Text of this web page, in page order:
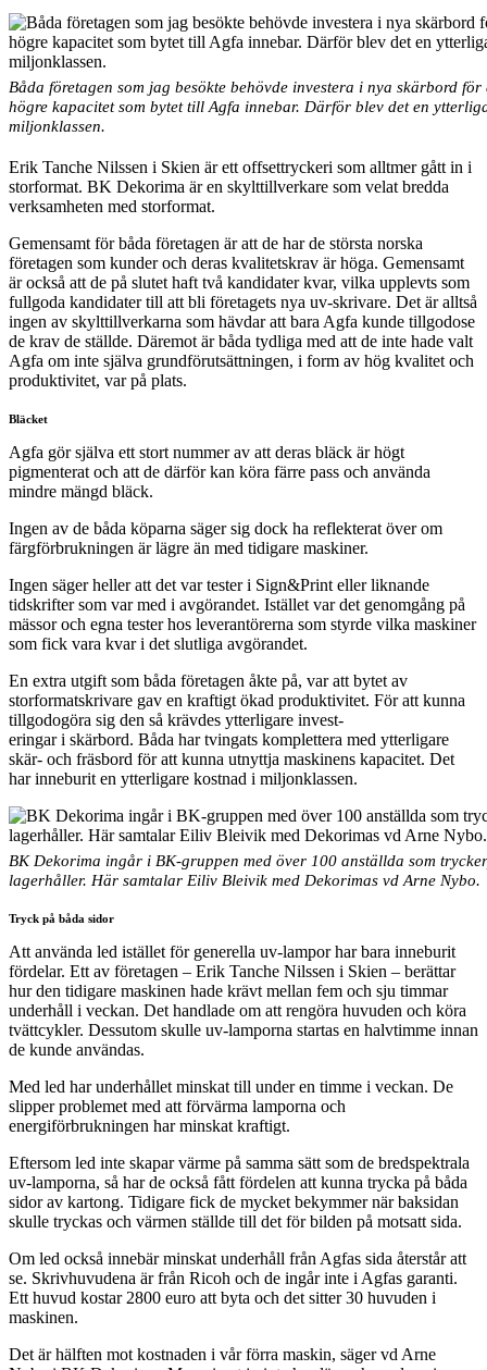
Båda företagen som jag besökte behövde investera i nya skärbord
högre kapacitet som bytet till Agfa innebar. Därför blev det en
miljonklassen.
Erik Tanche Nilssen i Skien är ett offsettryckeri som alltmer gått in i
storformat. BK Dekorima är en skylttillverkare som velat bredda
verksamheten med storformat.
Gemensamt för båda företagen är att de har de största norska
företagen som kunder och deras kvalitetskrav är höga. Gemensamt
är också att de på slutet haft två kandidater kvar, vilka upplevts som
fullgoda kandidater till att bli företagets nya uv-skrivare. Det är alltså
ingen av skylttillverkarna som hävdar att bara Agfa kunde tillgodose
de krav de ställde. Däremot är båda tydliga med att de inte hade valt
Agfa om inte själva grundförutsättningen, i form av hög kvalitet och
produktivitet, var på plats.
Bläcket
Agfa gör själva ett stort nummer av att deras bläck är högt
pigmenterat och att de därför kan köra färre pass och använda
mindre mängd bläck.
Ingen av de båda köparna säger sig dock ha reflekterat över om
färgförbrukningen är lägre än med tidigare maskiner.
Ingen säger heller att det var tester i Sign&Print eller liknande
tidskrifter som var med i avgörandet. Istället var det genomgång på
mässor och egna tester hos leverantörerna som styrde vilka maskiner
som fick vara kvar i det slutliga avgörandet.
En extra utgift som båda företagen åkte på, var att bytet av
storformatskrivare gav en kraftigt ökad produktivitet. För att kunna
tillgodogöra sig den så krävdes ytterligare invest-
eringar i skärbord. Båda har tvingats komplettera med ytterligare
skär- och fräsbord för att kunna utnyttja maskinens kapacitet. Det
har inneburit en ytterligare kostnad i miljonklassen.
BK Dekorima ingår i BK-gruppen med över 100 anställda som
lagerhåller. Här samtalar Eiliv Bleivik med Dekorimas vd Arne Nybo.
Tryck på båda sidor
Att använda led istället för generella uv-lampor har bara inneburit
fördelar. Ett av företagen – Erik Tanche Nilssen i Skien – berättar
hur den tidigare maskinen hade krävt mellan fem och sju timmar
underhåll i veckan. Det handlade om att rengöra huvuden och köra
tvättcykler. Dessutom skulle uv-lamporna startas en halvtimme innan
de kunde användas.
Med led har underhållet minskat till under en timme i veckan. De
slipper problemet med att förvärma lamporna och
energiförbrukningen har minskat kraftigt.
Eftersom led inte skapar värme på samma sätt som de bredspektrala
uv-lamporna, så har de också fått fördelen att kunna trycka på båda
sidor av kartong. Tidigare fick de mycket bekymmer när baksidan
skulle tryckas och värmen ställde till det för bilden på motsatt sida.
Om led också innebär minskat underhåll från Agfas sida återstår att
se. Skrivhuvudena är från Ricoh och de ingår inte i Agfas garanti.
Ett huvud kostar 2800 euro att byta och det sitter 30 huvuden i
maskinen.
Det är hälften mot kostnaden i vår förra maskin, säger vd Arne